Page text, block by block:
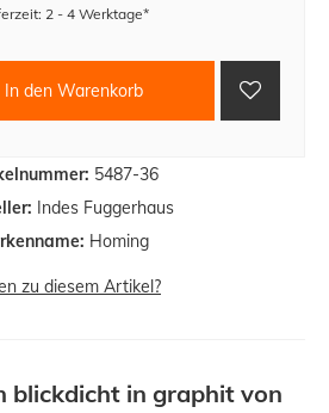
5487-36
Indes Fuggerhaus
Homing
2 - 4 Werktage*
In den Warenkorb
zu diesem Artikel?
blickdicht in graphit von